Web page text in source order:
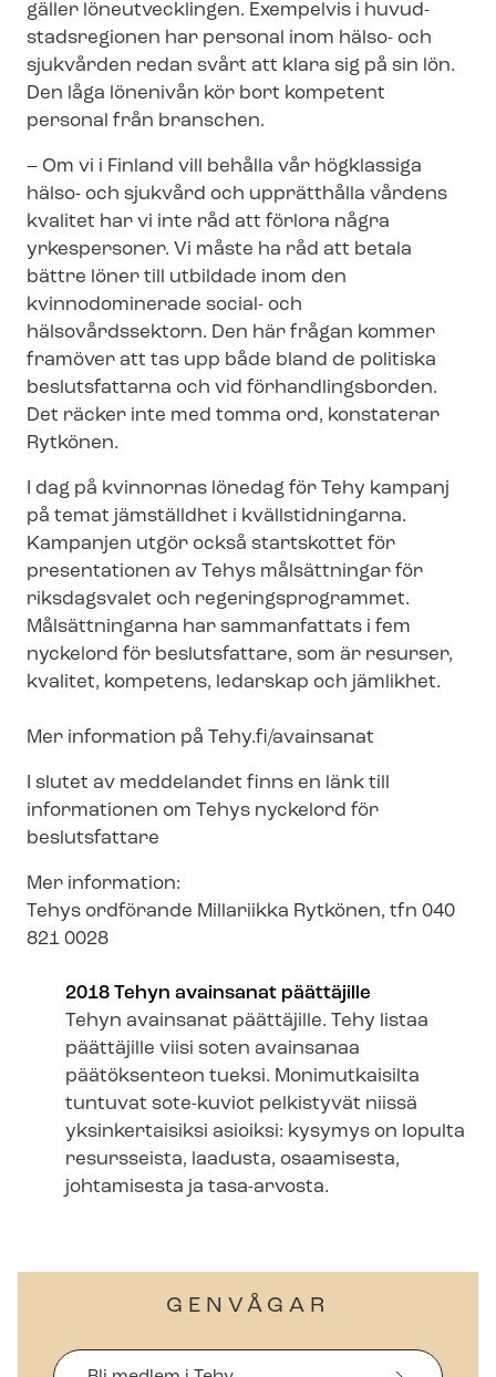
gäller löneutvecklingen. Exempelvis i hu­vud­
stads­re­gi­o­nen har personal inom hälso- och
sjukvården redan svårt att klara sig på sin lön.
Den låga lönenivån kör bort kompetent
personal från branschen.
– Om vi i Finland vill behålla vår högklassiga
hälso- och sjukvård och upprätthålla vårdens
kvalitet har vi inte råd att förlora några
yrkespersoner. Vi måste ha råd att betala
bättre löner till utbildade inom den
kvinnodominerade social- och
hälsovårdssektorn. Den här frågan kommer
framöver att tas upp både bland de politiska
beslutsfattarna och vid för­hand­lings­bor­den.
Det räcker inte med tomma ord, konstaterar
Rytkönen.
I dag på kvinnornas lönedag för Tehy kampanj
på temat jämställdhet i kvällstidningarna.
Kampanjen utgör också startskottet för
presentationen av Tehys målsättningar för
riksdagsvalet och re­ge­rings­pro­gram­met.
Målsättningarna har sammanfattats i fem
nyckelord för beslutsfattare, som är resurser,
kvalitet, kompetens, ledarskap och jämlikhet.
Mer information på Tehy.fi/avainsanat
I slutet av meddelandet finns en länk till
informationen om Tehys nyckelord för
beslutsfattare
Mer information:
Tehys ordförande Millariikka Rytkönen, tfn 040
821 0028
2018 Tehyn avainsanat päättäjille
Tehyn avainsanat päättäjille. Tehy listaa
päättäjille viisi soten avainsanaa
päätöksenteon tueksi. Monimutkaisilta
tuntuvat sote-kuviot pelkistyvät niissä
yksinkertaisiksi asioiksi: kysymys on lopulta
resursseista, laadusta, osaamisesta,
johtamisesta ja tasa-arvosta.
GENVÅGAR